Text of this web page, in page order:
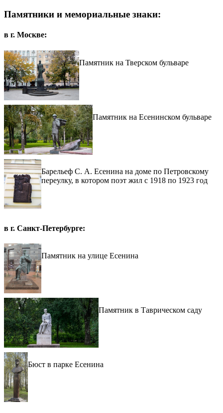
Памятники и мемориальные знаки:
в г. Москве:
Памятник на Тверском бульваре
Памятник на Есенинском бульваре
Барельеф С. А. Есенина на доме по Петровскому
переулку, в котором поэт жил с 1918 по 1923 год
в г. Санкт-Петербурге:
Памятник на улице Есенина
Памятник в Таврическом саду
Бюст в парке Есенина